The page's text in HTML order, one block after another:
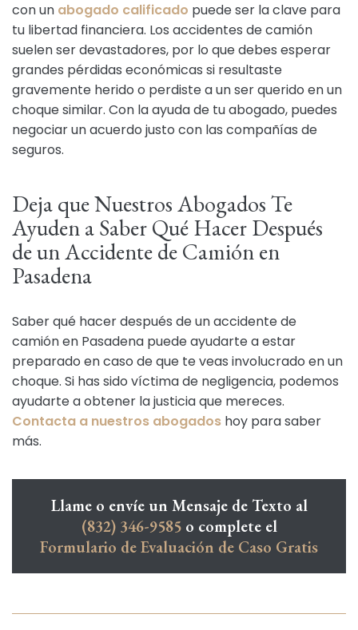
con un abogado calificado puede ser la clave para
tu libertad financiera. Los accidentes de camión
suelen ser devastadores, por lo que debes esperar
grandes pérdidas económicas si resultaste
gravemente herido o perdiste a un ser querido en un
choque similar. Con la ayuda de tu abogado, puedes
negociar un acuerdo justo con las compañías de
seguros.
Deja que Nuestros Abogados Te
Ayuden a Saber Qué Hacer Después
de un Accidente de Camión en
Pasadena
Saber qué hacer después de un accidente de
camión en Pasadena puede ayudarte a estar
preparado en caso de que te veas involucrado en un
choque. Si has sido víctima de negligencia, podemos
ayudarte a obtener la justicia que mereces.
Contacta a nuestros abogados hoy para saber
más.
Llame o envíe un Mensaje de Texto al
(832) 346-9585o complete el
Formulario de Evaluación de Caso Gratis